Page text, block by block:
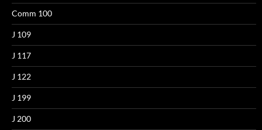
Comm 100
J 109
J 117
J 122
J 199
J 200